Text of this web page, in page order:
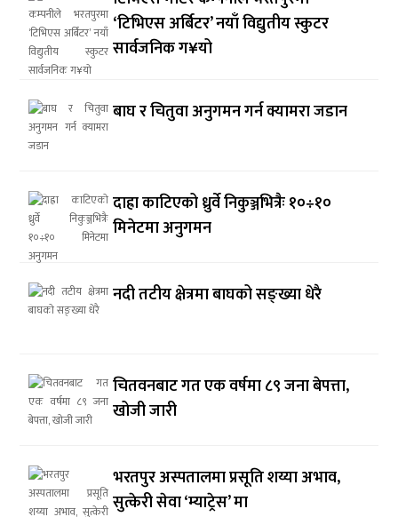
‘टिभिएस अर्बिटर’ नयाँ विद्युतीय स्कुटर
सार्वजनिक ग¥यो
बाघ र चितुवा अनुगमन गर्न क्यामरा जडान
दाह्रा काटिएको ध्रुर्वे निकुञ्जभित्रैः १०÷१०
मिनेटमा अनुगमन
नदी तटीय क्षेत्रमा बाघको सङ्ख्या धेरै
चितवनबाट गत एक वर्षमा ८९ जना बेपत्ता,
खोजी जारी
भरतपुर अस्पतालमा प्रसूति शय्या अभाव,
सुत्केरी सेवा ‘म्याट्रेस’ मा